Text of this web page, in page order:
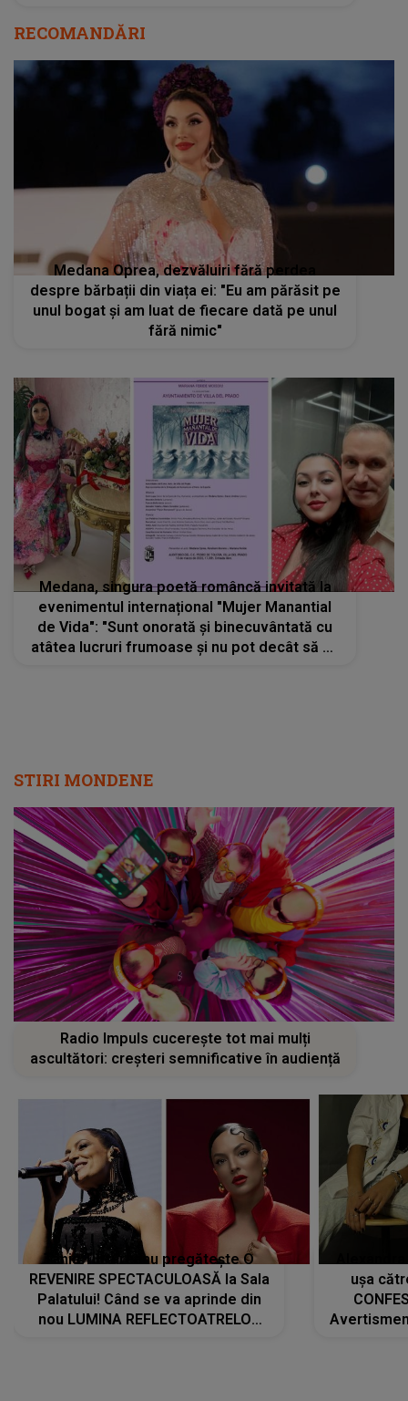
RECOMANDĂRI
Medana Oprea, dezvăluiri fără perdea
despre bărbații din viața ei: "Eu am părăsit pe
unul bogat și am luat de fiecare dată pe unul
fără nimic"
Medana, singura poetă româncă invitată la
evenimentul internațional "Mujer Manantial
de Vida": "Sunt onorată și binecuvântată cu
atâtea lucruri frumoase și nu pot decât să fiu
STIRI MONDENE
Radio Impuls cucerește tot mai mulți
ascultători: creșteri semnificative în audiență
Tania Turtureanu pregătește O
REVENIRE SPECTACULOASĂ la Sala
Palatului! Când se va aprinde din
nou LUMINA REFLECTOATRELOR
ușa